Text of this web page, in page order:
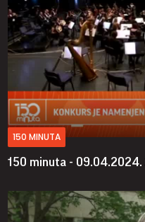
150 MINUTA
150 minuta - 09.04.2024.